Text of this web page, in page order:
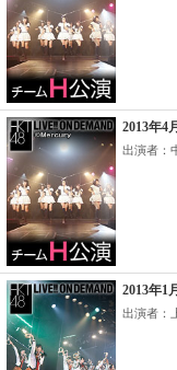
2013年4
出演者：
2013年1
出演者：